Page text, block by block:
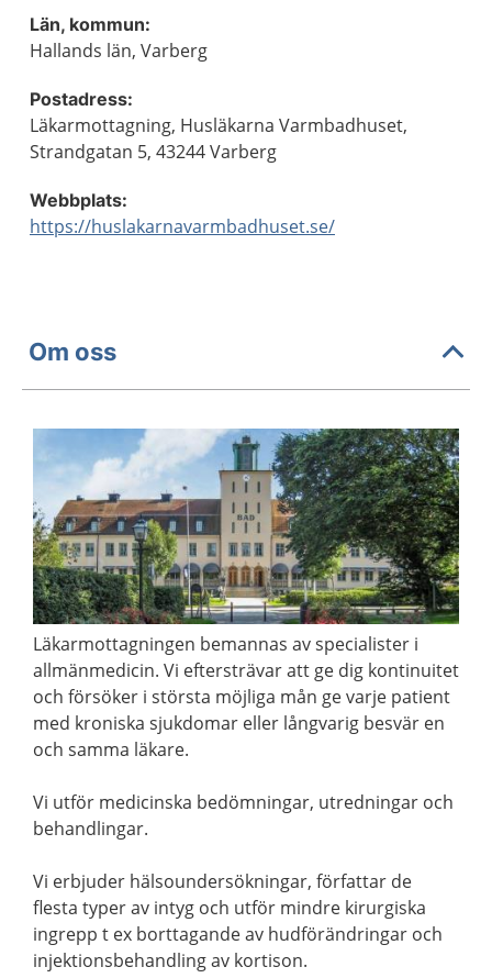
Län, kommun:
Hallands län, Varberg
Postadress:
Läkarmottagning, Husläkarna Varmbadhuset,
Strandgatan 5, 43244 Varberg
Webbplats:
https://huslakarnavarmbadhuset.se/
Om oss
Läkarmottagningen bemannas av specialister i
allmänmedicin. Vi eftersträvar att ge dig kontinuitet
och försöker i största möjliga mån ge varje patient
med kroniska sjukdomar eller långvarig besvär en
och samma läkare.
Vi utför medicinska bedömningar, utredningar och
behandlingar.
Vi erbjuder hälsoundersökningar, författar de
flesta typer av intyg och utför mindre kirurgiska
ingrepp t ex borttagande av hudförändringar och
injektionsbehandling av kortison.